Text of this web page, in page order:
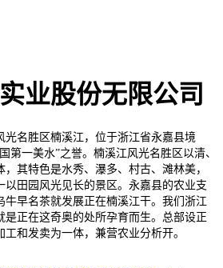
业股份无限公司
名胜区楠溪江，位于浙江省永嘉县境
第一美水”之誉。楠溪江风光名胜区以清、
其特色是水秀、瀑多、村古、滩林美，
以田园风光见长的景区。永嘉县的农业支
牛早名茶就发展正在楠溪江干。我们浙江
是正在这奇奥的处所孕育而生。总部设正
和发卖为一体，兼营农业分析开。